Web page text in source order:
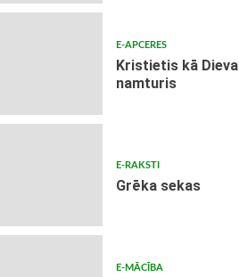
E-APCERES
Kristietis kā Dieva
namturis
E-RAKSTI
Grēka sekas
E-MĀCĪBA